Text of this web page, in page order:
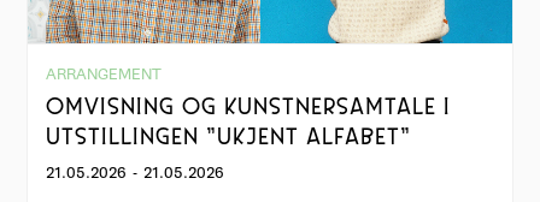
ARRANGEMENT
OMVISNING OG KUNSTNERSAMTALE I
UTSTILLINGEN "UKJENT ALFABET"
21.05.2026 - 21.05.2026